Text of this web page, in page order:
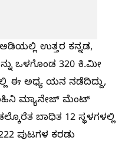
ಉತ್ತರ ಕನ್ನಡ,
ಒಳಗೊಂಡ 320 ಕಿ.ಮೀ
ಈ ಅಧ್ಯ ಯನ ನಡೆದಿದ್ದು,
ಮ್ಯಾನೇಜ್‌ ಮೆಂಟ್
ಬಾಧಿತ 12 ಸ್ಥಳಗಳಲ್ಲಿ
ಪುಟಗಳ ಕರಡು